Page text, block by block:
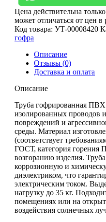
Цена действительна
может отличаться от цен
Код товара: УТ-00008420
гофра
Описание
Отзывы (0)
Доставка и оплата
Описание
Труба гофрированная ПВХ
изолированных проводов
повреждений и
среды. Материал
(соответствует
ГОСТ, категория горения
возгоранию изделия.
коррозионную и
диэлектриком, что
электрическим током.
нагрузку до 35 кг.
помещениях или на
воздействия солнечных